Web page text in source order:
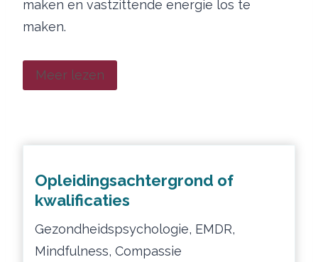
maken en vastzittende energie los te
maken.
Meer lezen
Opleidingsachtergrond of
kwalificaties
Gezondheidspsychologie, EMDR,
Mindfulness, Compassie